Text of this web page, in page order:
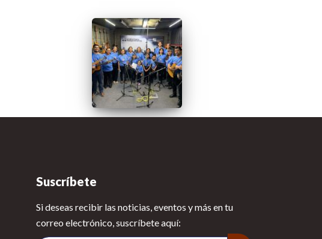
Suscríbete
Si deseas recibir las noticias, eventos y más en tu
correo electrónico, suscríbete aquí: